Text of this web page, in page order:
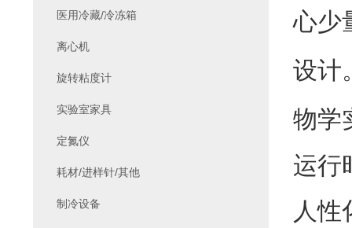
心少
设计
物学
运行
人性
医用冷藏/冷冻箱
离心机
旋转粘度计
实验室家具
定氮仪
耗材/进样针/其他
制冷设备